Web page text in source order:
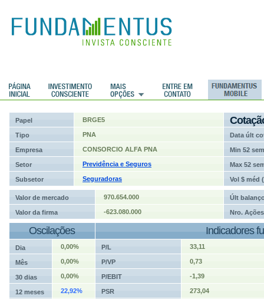
Papel BRGE5
Tipo PNA Data últ
Empresa CONSORCIO ALFA PNA Min 52 sem
Setor Previdência e Seguros Max 52
Subsetor Seguradoras Vol $ méd
Valor de mercado 970.654.000 Últ
Valor da firma -623.080.000 Nro. Ações
Oscilações Indicadores
Dia 0,00% P/L 33,11
Mês 0,00% P/VP 0,73
30 dias 0,00% P/EBIT -1,39
12 meses 22,92% PSR 273,04